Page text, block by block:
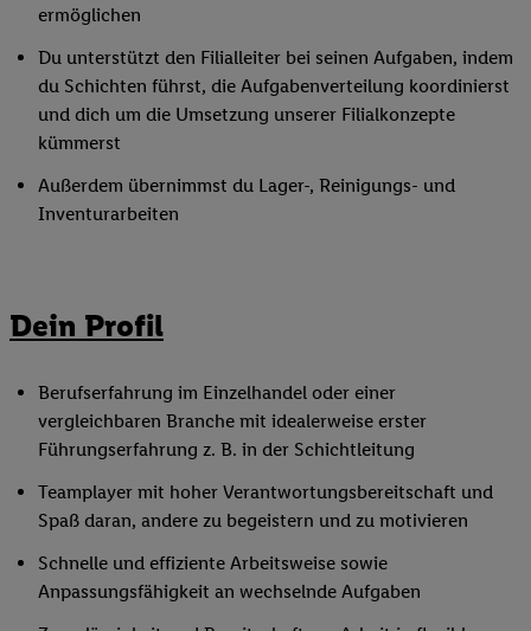
ermöglichen
Du unterstützt den Filialleiter bei seinen Aufgaben, indem
du Schichten führst, die Aufgabenverteilung koordinierst
und dich um die Umsetzung unserer Filialkonzepte
kümmerst
Außerdem übernimmst du Lager-, Reinigungs- und
Inventurarbeiten
Dein Profil
Berufserfahrung im Einzelhandel oder einer
vergleichbaren Branche mit idealerweise erster
Führungserfahrung z. B. in der Schichtleitung
Teamplayer mit hoher Verantwortungsbereitschaft und
Spaß daran, andere zu begeistern und zu motivieren
Schnelle und effiziente Arbeitsweise sowie
Anpassungsfähigkeit an wechselnde Aufgaben